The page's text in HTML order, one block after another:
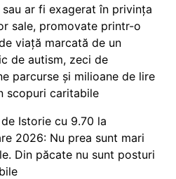
ar fi exagerat în privința
sale, promovate printr-o
viață marcată de un
de autism, zeci de
parcurse și milioane de lire
scopuri caritabile
Istorie cu 9.70 la
2026: Nu prea sunt mari
Din păcate nu sunt posturi